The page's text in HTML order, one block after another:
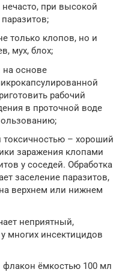
нечасто, при высокой
только клопов, но и
мух, блох;
на основе
рабочий
в проточной воде
токсичностью – хороший
заражения клопами
у соседей. Обработка
заселение паразитов,
верхнем или нижнем
неприятный,
многих инсектицидов
флакон ёмкостью 100 мл